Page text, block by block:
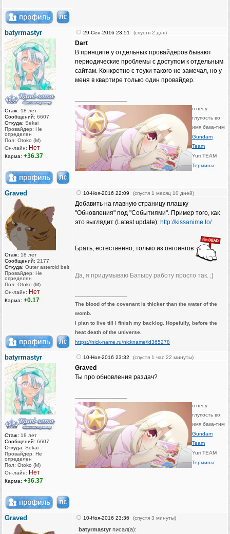
batyrmastyr
Стаж: 18 лет
Сообщений: 6607
Откуда: Sekai
Провайдер: Не
определен
Пол: Otoko (M)
Он-лайн: Нет
Карма: +36.37
29-Сен-2016 23:51 (спустя 2 дня)
Dart
В принципе у отдельных провайдеров бывают
периодические проблемы с доступом к отдельным
сайтам. Конкретно с тоуки такого не замечал, но у
меня в квартире только один провайдер.
я несу
глупость во
имя бака-тим
Gundam
Team
Yuri TEAM
Термины
Graved
Стаж: 18 лет
Сообщений: 2177
Откуда: Outer asteroid belt
Провайдер: Не
определен
Пол: Otoko (M)
Он-лайн: Нет
Карма: +0.17
10-Ноя-2016 22:09 (спустя 1 месяц 10 дней)
Добавить на главную страницу плашку
"Обновления" под "Событиями". Пример того, как
это выглядит (Latest update): http://kissanime.to/
Брать, естественно, только из онгоингов
Да, я придумываю Батыру работу просто так. ;]
The blood of the covenant is thicker than the water of the
womb.
I plan to live till I finish my backlog. Hopefully, before the
heat death of the universe.
https://nick-name.ru/nickname/id365278
batyrmastyr
Стаж: 18 лет
Сообщений: 6607
Откуда: Sekai
Провайдер: Не
определен
Пол: Otoko (M)
Он-лайн: Нет
Карма: +36.37
10-Ноя-2016 23:32 (спустя 1 час 22 минуты)
Graved
Ты про обновления раздач?
я несу
глупость во
имя бака-тим
Gundam
Team
Yuri TEAM
Термины
Graved 10-Ноя-2016 23:36 (спустя 3 минуты)
batyrmastyr писал(а):